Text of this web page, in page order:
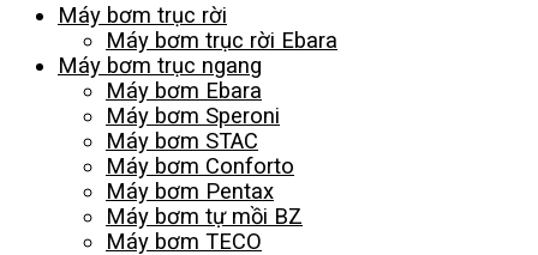
Máy bơm trục rời
Máy bơm trục rời Ebara
Máy bơm trục ngang
Máy bơm Ebara
Máy bơm Speroni
Máy bơm STAC
Máy bơm Conforto
Máy bơm Pentax
Máy bơm tự mồi BZ
Máy bơm TECO